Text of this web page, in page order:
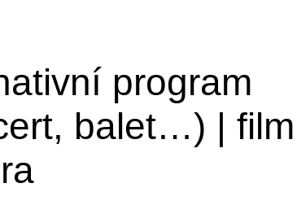
program
balet…) | film